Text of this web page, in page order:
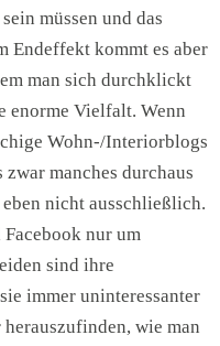
müssen und das
Endeffekt kommt es aber
man sich durchklickt
enorme Vielfalt. Wenn
Wohn-/Interiorblogs
manches durchaus
nicht ausschließlich.
nur um
sind ihre
immer uninteressanter
wie man